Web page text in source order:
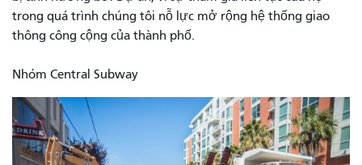
trong quá trình chúng tôi nỗ lực mở rộng hệ thống giao
thông công cộng của thành phố.
Nhóm Central Subway